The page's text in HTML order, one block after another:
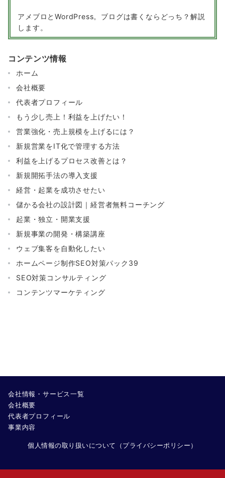
アメブロとWordPress。ブログは書くならどっち？解説
します。
コンテンツ情報
ホーム
会社概要
代表者プロフィール
もう少し売上！利益を上げたい！
営業強化・売上規模を上げるには？
新規営業をIT化で管理する方法
利益を上げるプロセス改善とは？
新規開拓手法の導入支援
経営・起業を成功させたい
儲かる会社の設計図｜経営者無料コーチング
起業・独立・開業支援
新規事業の開発・構築講座
ウェブ集客を自動化したい
ホームページ制作SEO対策パック39
SEO対策コンサルティング
コンテンツマーケティング
会社情報・サービス一覧
会社概要
代表者プロフィール
事業内容
個人情報の取り扱いについて（プライバシーポリシー）